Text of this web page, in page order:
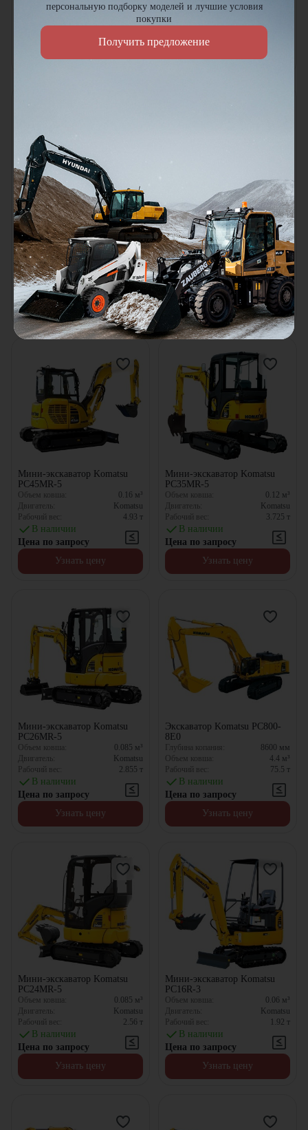
Рабочий вес:
261т
В наличии
Рабочий вес:
В наличии
Мини-экскаватор Komatsu
PC17R-5
Объем ковша: 0.28м³
Двигатель:
Komatsu
Рабочий вес:
1.835т
В наличии
Цена по запросу
Узнать цену
Экскаватор Komatsu PC5500-
6
Глубина копания: 8300мм
Объем ковша:
26м³
Рабочий вес:
538т
В наличии
Цена по запросу
Узнать цену
Мини-экскаватор Komatsu
PC45MR-5
Объем ковша: 0.16 м³
Двигатель:
Komatsu
Рабочий вес:
4.93 т
В наличии
Цена по запросу
Узнать цену
Мини-экскаватор Komatsu
PC35MR-5
Объем ковша: 0.12 м³
Двигатель:
Komatsu
Рабочий вес:
3.725 т
В наличии
Цена по запросу
Узнать цену
Мини-экскаватор Komatsu
PC26MR-5
Объем ковша: 0.085 м³
Двигатель:
Komatsu
Рабочий вес:
2.855 т
В наличии
Цена по запросу
Узнать цену
Экскаватор Komatsu PC800-
8E0
Глубина копания: 8600 мм
Объем ковша:
4.4 м³
Рабочий вес:
75.5 т
В наличии
Цена по запросу
Узнать цену
Мини-экскаватор Komatsu
PC24MR-5
Объем ковша: 0.085 м³
Двигатель:
Komatsu
Рабочий вес:
2.56 т
В наличии
Цена по запросу
Узнать цену
Мини-экскаватор Komatsu
PC16R-3
Объем ковша: 0.06 м³
Двигатель:
Komatsu
Рабочий вес:
1.92 т
В наличии
Цена по запросу
Узнать цену
персональную подборку моделей и лучшие условия
покупки
Получить предложение